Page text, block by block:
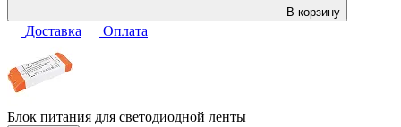
В корзину
Доставка Оплата
Блок питания для светодиодной ленты